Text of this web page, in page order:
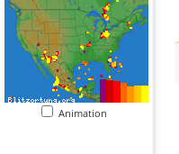
Animation